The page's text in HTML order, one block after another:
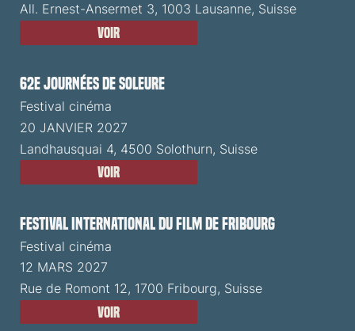
All. Ernest-Ansermet 3, 1003 Lausanne, Suisse
Voir
62e Journées de Soleure
Festival cinéma
20 JANVIER 2027
Landhausquai 4, 4500 Solothurn, Suisse
Voir
Festival International du Film de Fribourg
Festival cinéma
12 MARS 2027
Rue de Romont 12, 1700 Fribourg, Suisse
Voir